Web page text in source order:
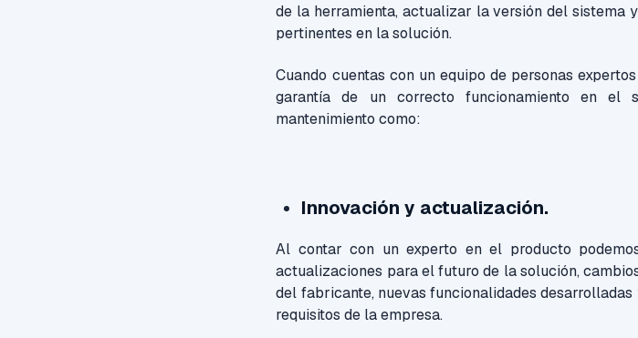
de la herramienta, actualizar la versión del sistema
pertinentes en la solución.
Cuando cuentas con un equipo de personas
garantía de un correcto funcionamiento en el
mantenimiento como:
Innovación y actualización.
Al contar con un experto en el producto
actualizaciones para el futuro de la solución,
del fabricante, nuevas funcionalidades
requisitos de la empresa.